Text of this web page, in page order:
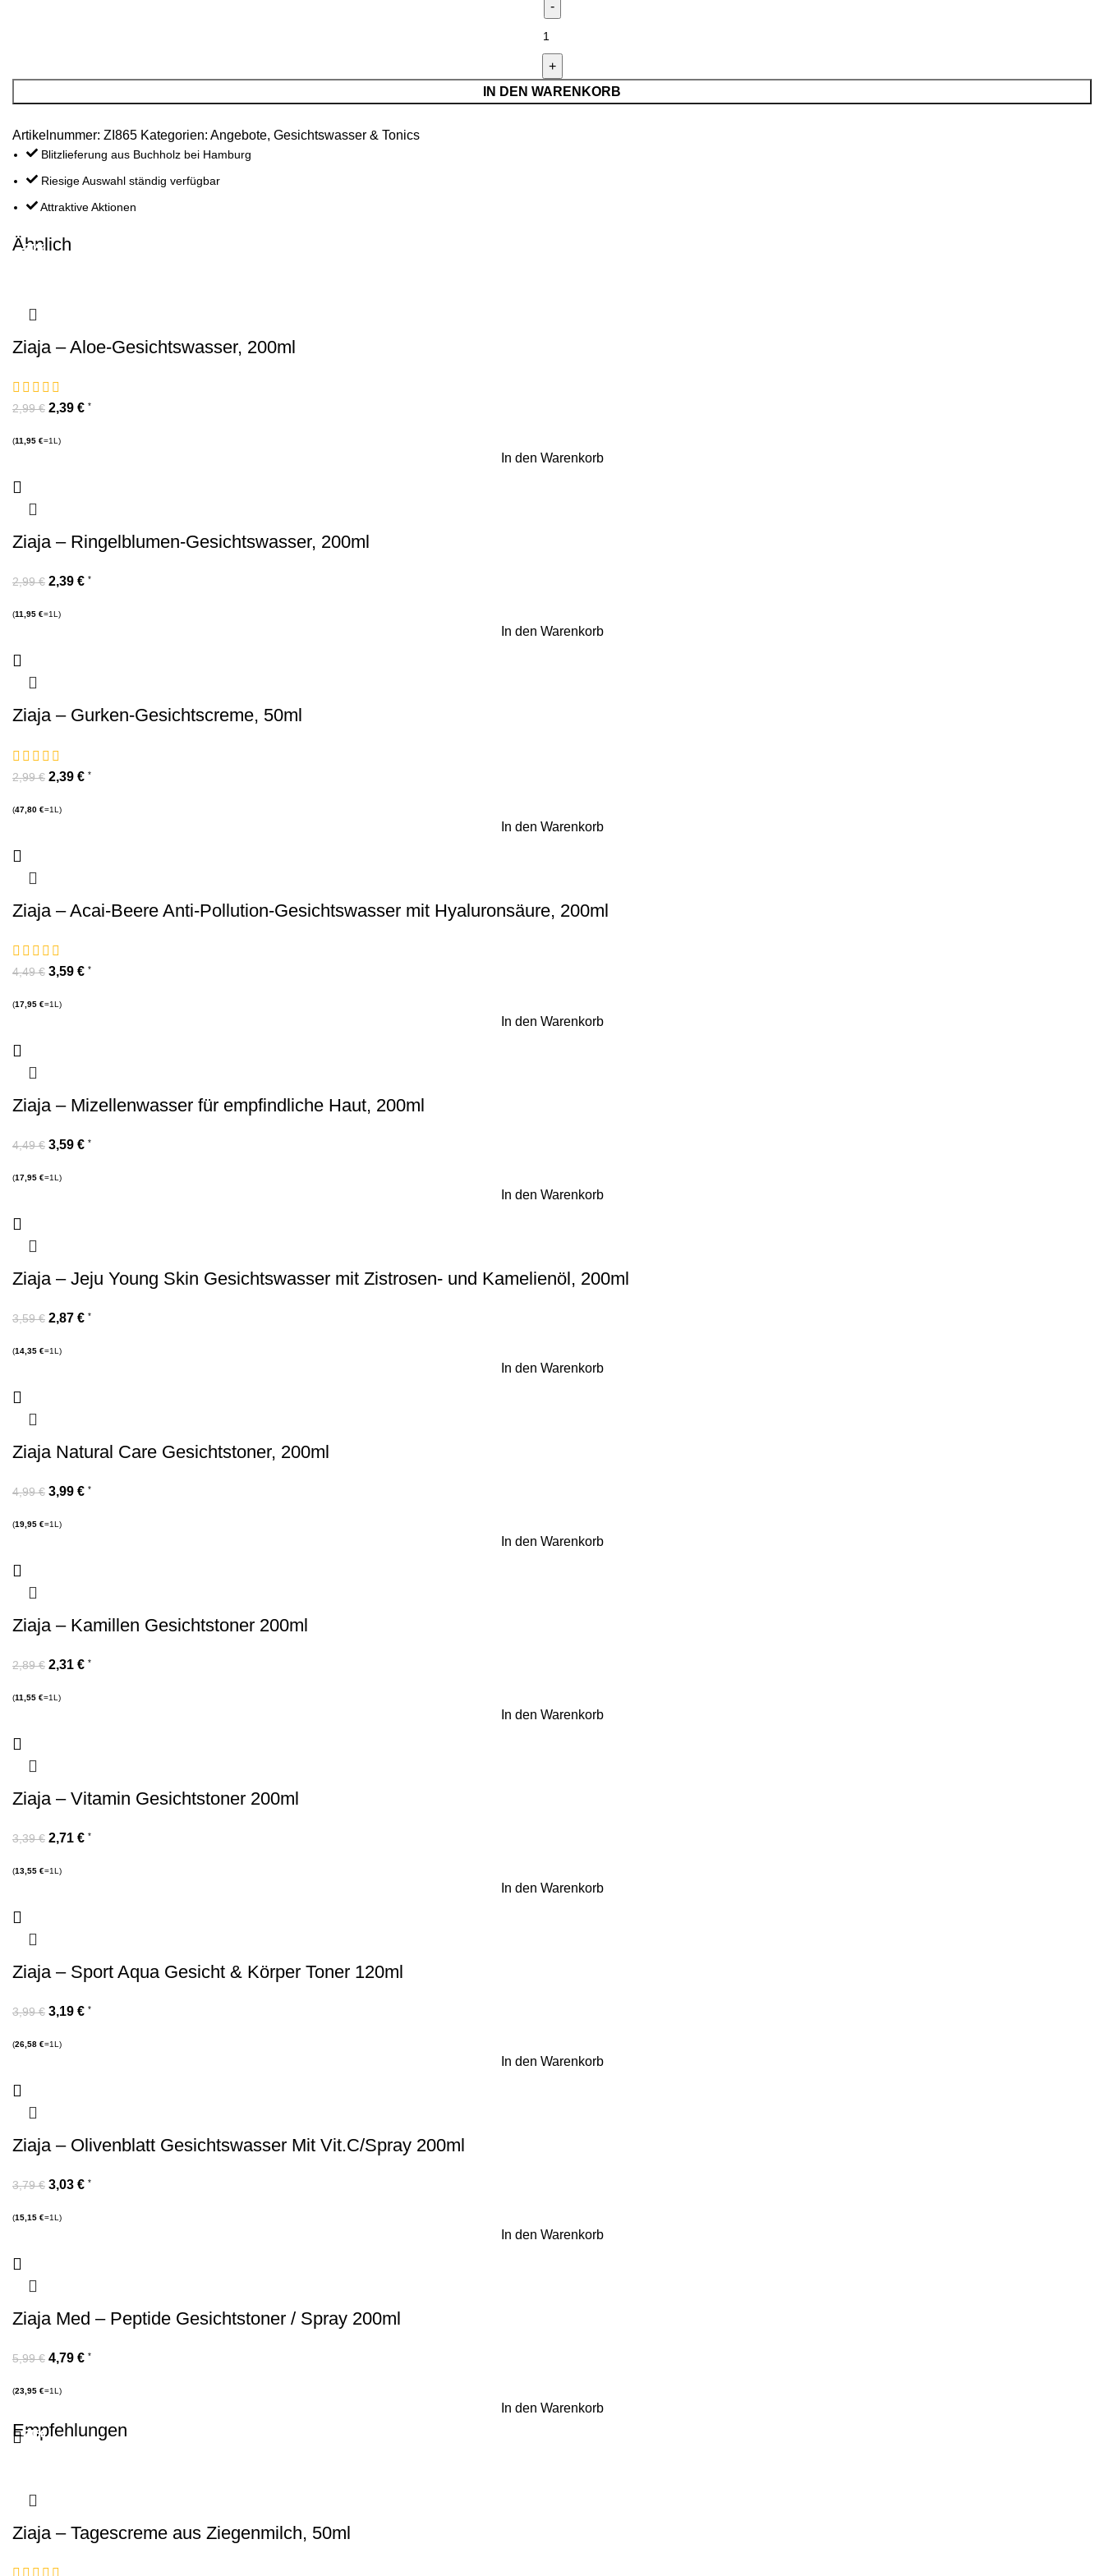
IN DEN WARENKORB
Artikelnummer: ZI865 Kategorien: Angebote, Gesichtswasser & Tonics
Blitzlieferung aus Buchholz bei Hamburg
Riesige Auswahl ständig verfügbar
Attraktive Aktionen
Ähnlich
-20%
Ziaja – Aloe-Gesichtswasser, 200ml
2,99€ 2,39 € *
(11,95 €=1L)
In den Warenkorb
-20%
Ziaja – Ringelblumen-Gesichtswasser, 200ml
2,99€ 2,39 € *
(11,95 €=1L)
In den Warenkorb
-20%
Ziaja – Gurken-Gesichtscreme, 50ml
2,99€ 2,39 € *
(47,80 €=1L)
In den Warenkorb
-20%
Ziaja – Acai-Beere Anti-Pollution-Gesichtswasser mit Hyaluronsäure, 200ml
4,49€ 3,59 € *
(17,95 €=1L)
In den Warenkorb
-20%
Ziaja – Mizellenwasser für empfindliche Haut, 200ml
4,49€ 3,59 € *
(17,95 €=1L)
In den Warenkorb
-20%
Ziaja – Jeju Young Skin Gesichtswasser mit Zistrosen- und Kamelienöl, 200ml
3,59€ 2,87 € *
(14,35 €=1L)
In den Warenkorb
-20%
Ziaja Natural Care Gesichtstoner, 200ml
4,99€ 3,99 € *
(19,95 €=1L)
In den Warenkorb
-20%
Ziaja – Kamillen Gesichtstoner 200ml
2,89€ 2,31 € *
(11,55 €=1L)
In den Warenkorb
-20%
Ziaja – Vitamin Gesichtstoner 200ml
3,39€ 2,71 € *
(13,55 €=1L)
In den Warenkorb
-20%
Ziaja – Sport Aqua Gesicht & Körper Toner 120ml
3,99€ 3,19 € *
(26,58 €=1L)
In den Warenkorb
-20%
Ziaja – Olivenblatt Gesichtswasser Mit Vit.C/Spray 200ml
3,79€ 3,03 € *
(15,15 €=1L)
In den Warenkorb
-20%
Ziaja Med – Peptide Gesichtstoner / Spray 200ml
5,99€ 4,79 € *
(23,95 €=1L)
In den Warenkorb
Empfehlungen
-20%
Ziaja – Tagescreme aus Ziegenmilch, 50ml
-20%
-20%
-20%
-20%
-20%
-20%
-20%
-20%
-20%
-20%
-20%